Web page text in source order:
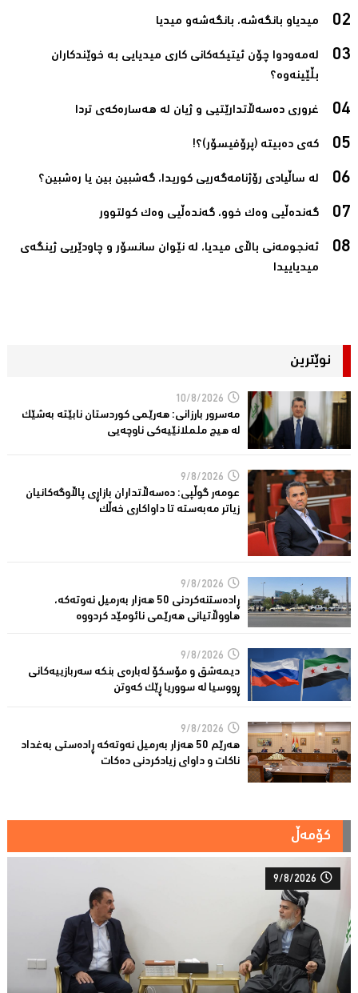
میدیاو بانگه‌شه‌، بانگه‌شه‌و میدیا‌
له‌مه‌ودوا چۆن ئیتیكه‌كانی كاری میدیایی به‌ خوێندكاران
بڵێینه‌وه‌؟‌
غروری ده‌سه‌ڵاتدارێتیی و ژیان له‌ هه‌ساره‌كه‌ی تردا ‌
كه‌ی ده‌بیته‌ (پرۆفیسۆر)؟!‌
له‌ ساڵیادی رۆژنامه‌گه‌ریی كوریدا، گه‌شبین بین یا ره‌شبین؟‌
گەندەڵیی وەك خوو، گەندەڵیی وەك كولتوور‌
ئەنجومەنی باڵاى میدیا، لە نێوان سانسۆر و چاودێریى ژینگەی
میدیاییدا‌
نوێترین
10/8/2026
مەسرور بارزانی: هەرێمی کوردستان نابێتە بەشێک
لە هیچ ململانێیەکی ناوچەیی
9/8/2026
عومه‌ر گوڵپی: ده‌سه‌ڵاتداران بازاڕی پاڵاوگه‌كانیان
زیاتر مه‌به‌سته‌ تا داواكاری خه‌ڵك
9/8/2026
ڕادەستنەکردنى 50 هەزار بەرمیل نەوتەکە،
هاووڵاتیانی هەرێمی نائومێد كردووە
9/8/2026
دیمەشق و مۆسكۆ لەبارەی بنكە سەربازییەكانی
ڕووسیا لە سووریا ڕێك كەوتن
9/8/2026
هەرێم 50 هەزار بەرمیل نەوتەکە ڕادەستى بەغداد
ناکات و داوای زیادكردنی دەکات
کۆمەڵ
9/8/2026